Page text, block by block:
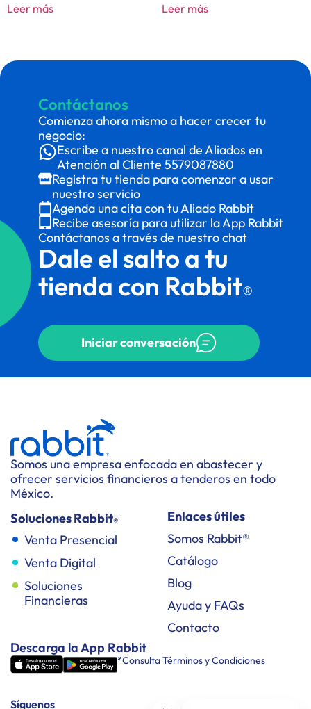
Leer más Leer más
Contáctanos
Comienza ahora mismo a hacer crecer tu
negocio:
Escribe a nuestro canal de Aliados en
Atención al Cliente 5579087880
Registra tu tienda para comenzar a usar
nuestro servicio
Agenda una cita con tu Aliado Rabbit
Recibe asesoría para utilizar la App Rabbit
Contáctanos a través de nuestro chat
Dale el salto a tu
tienda con Rabbit®
Iniciar conversación
Somos una empresa enfocada en abastecer y
ofrecer servicios financieros a tenderos en todo
México.
Soluciones Rabbit®
Venta Presencial
Venta Digital
Soluciones
Financieras
Enlaces útiles
Somos Rabbit®
Catálogo
Blog
Ayuda y FAQs
Contacto
Descarga la App Rabbit
*Consulta Términos y Condiciones
Síguenos